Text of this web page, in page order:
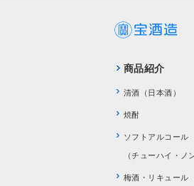
商品紹介
清酒（日本酒）
焼酎
ソフトアルコール
（チューハイ・ノ
梅酒・リキュール